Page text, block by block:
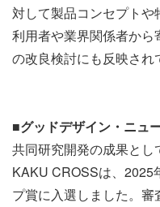
対して製品コンセプト
利用者や業界関係者か
の改良検討にも反映され
■グッドデザイン・ニュ
共同研究開発の成果と
KAKU CROSSは、2025
プ賞に入選しました。